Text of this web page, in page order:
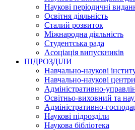
Наукові періодичні
Освітня діяльність
Сталий розвиток
Міжнародна діяльність
Студентська рада
Асоціація випускників
ПІДРОЗДІЛИ
Навчально-наукові
Навчально-наукові центри
Адміністративно-
Освітньо-виховний та
Адміністративно-
Наукові підрозділи
Наукова бібліотека